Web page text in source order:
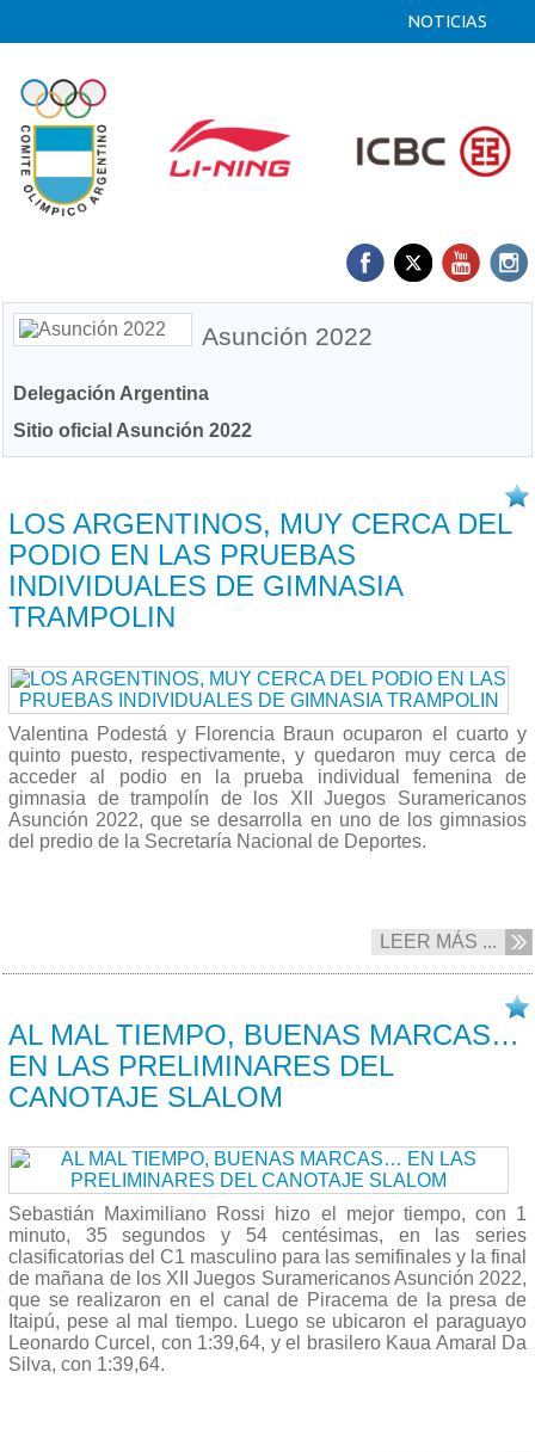
NOTICIAS
Asunción 2022
Delegación Argentina
Sitio oficial Asunción 2022
LOS ARGENTINOS, MUY CERCA DEL
PODIO EN LAS PRUEBAS
INDIVIDUALES DE GIMNASIA
TRAMPOLIN
Valentina Podestá y Florencia Braun ocuparon el cuarto y
quinto puesto, respectivamente, y quedaron muy cerca de
acceder al podio en la prueba individual femenina de
gimnasia de trampolín de los XII Juegos Suramericanos
Asunción 2022, que se desarrolla en uno de los gimnasios
del predio de la Secretaría Nacional de Deportes.
LEER MÁS ...
AL MAL TIEMPO, BUENAS MARCAS…
EN LAS PRELIMINARES DEL
CANOTAJE SLALOM
Sebastián Maximiliano Rossi hizo el mejor tiempo, con 1
minuto, 35 segundos y 54 centésimas, en las series
clasificatorias del C1 masculino para las semifinales y la final
de mañana de los XII Juegos Suramericanos Asunción 2022,
que se realizaron en el canal de Piracema de la presa de
Itaipú, pese al mal tiempo. Luego se ubicaron el paraguayo
Leonardo Curcel, con 1:39,64, y el brasilero Kaua Amaral Da
Silva, con 1:39,64.